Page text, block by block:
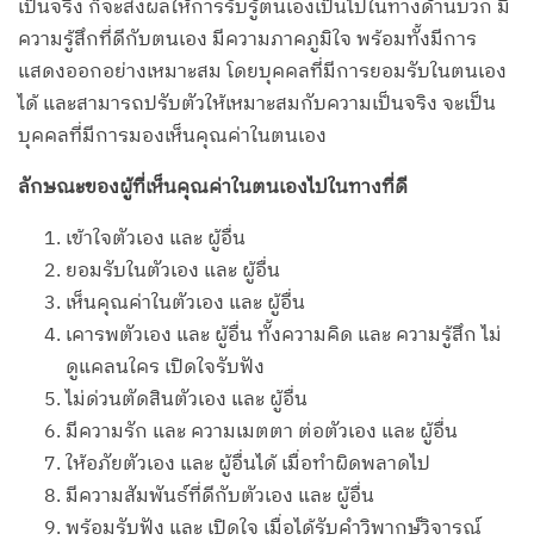
เป็นจริง ก็จะส่งผลให้การรับรู้ตนเองเป็นไปในทางด้านบวก มี
ความรู้สึกที่ดีกับตนเอง มีความภาคภูมิใจ พร้อมทั้งมีการ
แสดงออกอย่างเหมาะสม โดยบุคคลที่มีการยอมรับในตนเอง
ได้ และสามารถปรับตัวให้เหมาะสมกับความเป็นจริง จะเป็น
บุคคลที่มีการมองเห็นคุณค่าในตนเอง
ลักษณะของผู้ที่เห็นคุณค่าในตนเองไปในทางที่ดี
เข้าใจตัวเอง และ ผู้อื่น
ยอมรับในตัวเอง และ ผู้อื่น
เห็นคุณค่าในตัวเอง และ ผู้อื่น
เคารพตัวเอง และ ผู้อื่น ทั้งความคิด และ ความรู้สึก ไม่
ดูแคลนใคร เปิดใจรับฟัง
ไม่ด่วนตัดสินตัวเอง และ ผู้อื่น
มีความรัก และ ความเมตตา ต่อตัวเอง และ ผู้อื่น
ให้อภัยตัวเอง และ ผู้อื่นได้ เมื่อทำผิดพลาดไป
มีความสัมพันธ์ที่ดีกับตัวเอง และ ผู้อื่น
พร้อมรับฟัง และ เปิดใจ เมื่อได้รับคำวิพากษ์วิจารณ์